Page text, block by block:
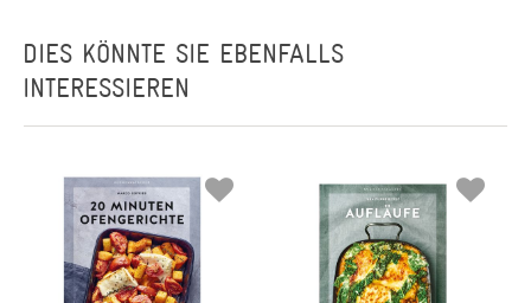
DIES KÖNNTE SIE EBENFALLS
INTERESSIEREN